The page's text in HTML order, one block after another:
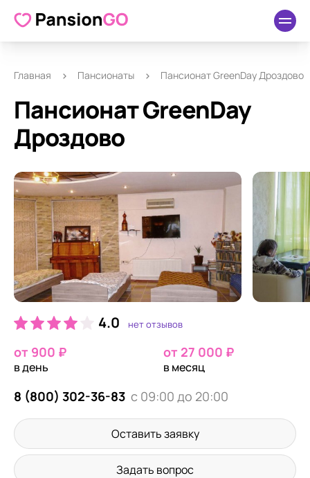
О пансионате Удобства Отзывы
Главная Пансионаты Пансионат GreenDay Дроздово
Пансионат GreenDay
Дроздово
4.0 нет отзывов
от 900 ₽
в день
от 27 000 ₽
в месяц
8 (800) 302-36-83 с 09:00 до 20:00
Оставить заявку
Задать вопрос